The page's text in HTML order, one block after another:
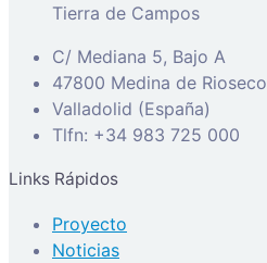
Tierra de Campos
C/ Mediana 5, Bajo A
47800 Medina de Rioseco
Valladolid (España)
Tlfn: +34 983 725 000
Links Rápidos
Proyecto
Noticias